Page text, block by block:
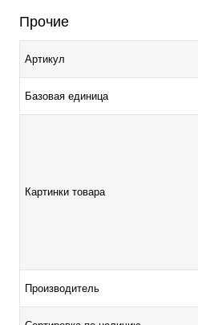
Прочие
Артикул
Базовая единица
Картинки товара
Производитель